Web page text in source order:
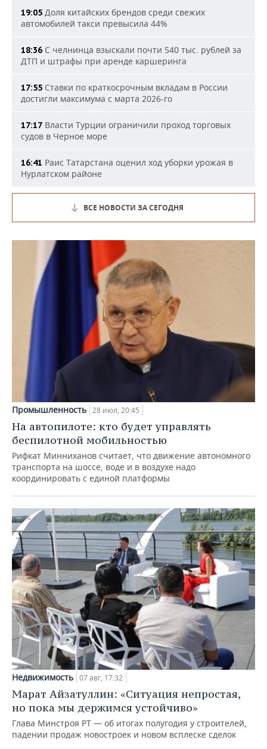
19:05 Доля китайских брендов среди свежих
автомобилей такси превысила 44%
18:36 С челнинца взыскали почти 540 тыс. рублей за
ДТП и штрафы при аренде каршеринга
17:55 Ставки по краткосрочным вкладам в России
достигли максимума с марта 2026-го
17:17 Власти Турции ограничили проход торговых
судов в Черное море
16:41 Раис Татарстана оценил ход уборки урожая в
Нурлатском районе
ВСЕ НОВОСТИ ЗА СЕГОДНЯ
Промышленность 28 июл, 20:45
На автопилоте: кто будет управлять
беспилотной мобильностью
Рифкат Минниханов считает, что движение автономного
транспорта на шоссе, воде и в воздухе надо
координировать с единой платформы
Недвижимость 07 авг, 17:32
Марат Айзатуллин: «Ситуация непростая,
но пока мы держимся устойчиво»
Глава Минстроя РТ — об итогах полугодия у строителей,
падении продаж новостроек и новом всплеске сделок